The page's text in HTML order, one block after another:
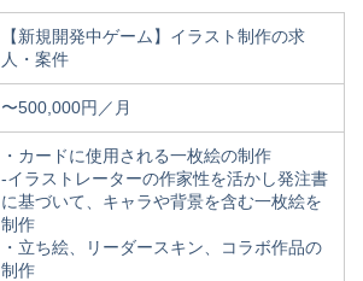
【新規開発中ゲーム】イラスト制作の求
人・案件
〜500,000円／月
・カードに使用される一枚絵の制作
-イラストレーターの作家性を活かし発注書
に基づいて、キャラや背景を含む一枚絵を
制作
・立ち絵、リーダースキン、コラボ作品の
制作